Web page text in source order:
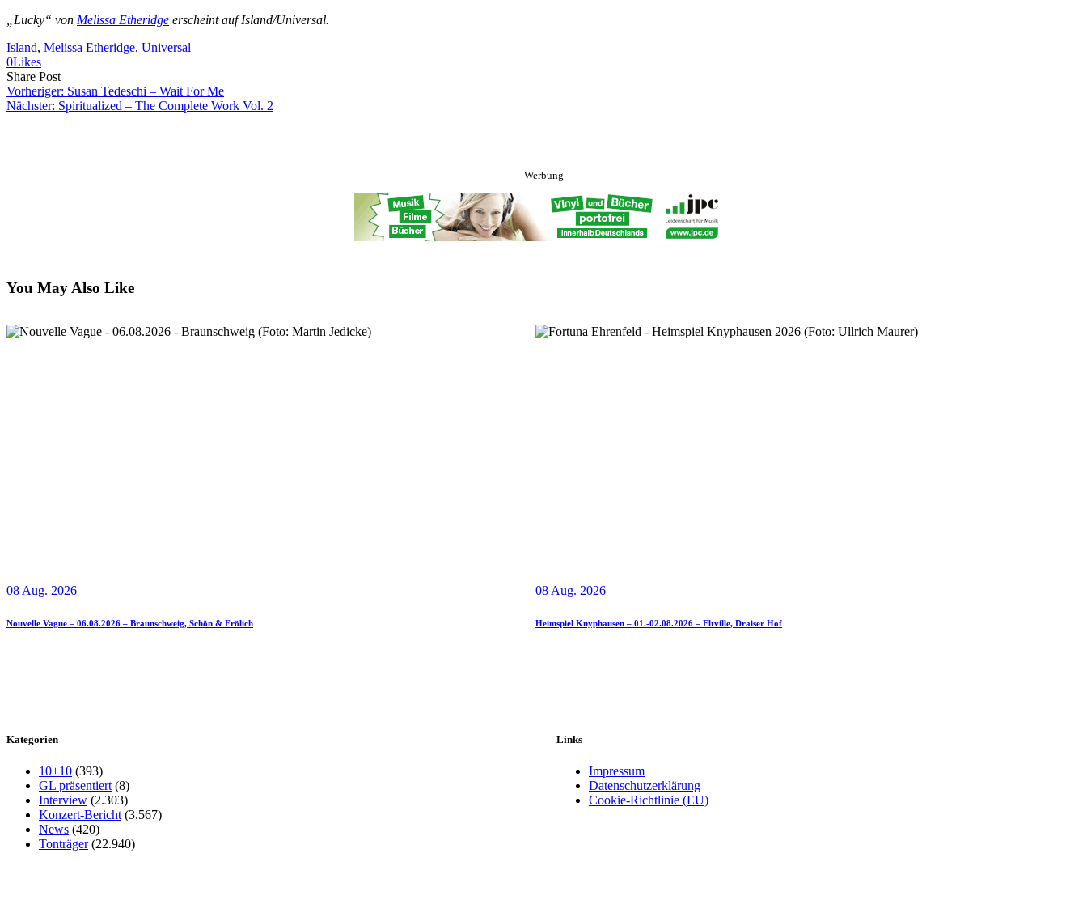
„Lucky“ von Melissa Etheridge erscheint auf Island/Universal.
Island, Melissa Etheridge, Universal
0Likes
Share PostShare
on
Facebook
Copy
URL
to
Send
Link
via
Vorheriger: Susan Tedeschi – Wait For Me
Nächster: Spiritualized – The Complete Work Vol. 2
Werbung
You May Also Like
08 Aug. 2026
Nouvelle Vague – 06.08.2026 – Braunschweig, Schön & Frölich
08 Aug. 2026
Heimspiel Knyphausen – 01.-02.08.2026 – Eltville, Draiser Hof
Kategorien
10+10 (393)
GL präsentiert (8)
Interview (2.303)
Konzert-Bericht (3.567)
News (420)
Tonträger(22.940)
Links
Impressum
Datenschutzerklärung
Cookie-Richtlinie (EU)